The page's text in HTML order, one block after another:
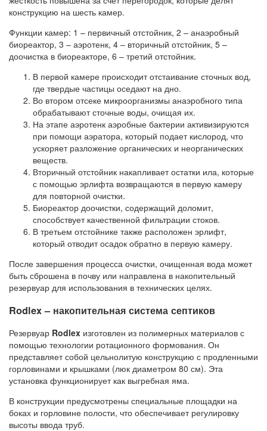
конструкцию на шесть камер.
Функции камер: 1 – первичный отстойник, 2 – анаэробный
биореактор, 3 – аэротенк, 4 – вторичный отстойник, 5 –
доочистка в биореакторе, 6 – третий отстойник.
В первой камере происходит отстаивание сточных вод,
где твердые частицы оседают на дно.
Во втором отсеке микроорганизмы анаэробного типа
обрабатывают сточные воды, очищая их.
На этапе аэротенк аэробные бактерии активизируются
при помощи аэратора, который подает кислород, что
ускоряет разложение органических и неорганических
веществ.
Вторичный отстойник накапливает остатки ила, которые
с помощью эрлифта возвращаются в первую камеру
для повторной очистки.
Биореактор доочистки, содержащий доломит,
способствует качественной фильтрации стоков.
В третьем отстойнике также расположен эрлифт,
который отводит осадок обратно в первую камеру.
После завершения процесса очистки, очищенная вода может
быть сброшена в почву или направлена в накопительный
резервуар для использования в технических целях.
Rodlex – накопительная система септиков
Резервуар Rodlex изготовлен из полимерных материалов с
помощью технологии ротационного формования. Он
представляет собой цельнолитую конструкцию с продленными
горловинами и крышками (люк диаметром 80 см). Эта
установка функционирует как выгребная яма.
В конструкции предусмотрены специальные площадки на
боках и горловине полости, что обеспечивает регулировку
высоты ввода труб.